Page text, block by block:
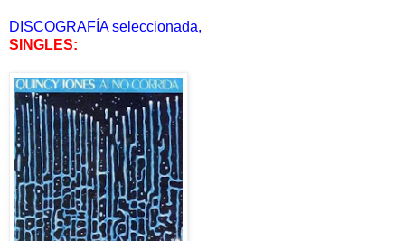
DISCOGRAFÍA seleccionada,
SINGLES: